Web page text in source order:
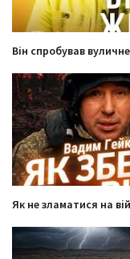
Він спробував
Як не зламатися на